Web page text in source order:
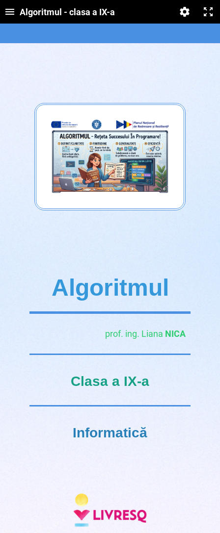
Algoritmul - clasa a IX-a
Algoritmul
prof. ing. Liana NICA
Clasa a IX-a
Informatică